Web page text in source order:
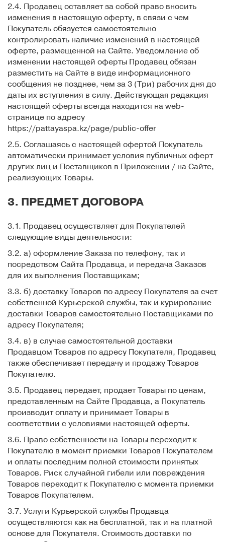
2.4. Продавец оставляет за собой право вносить
изменения в настоящую оферту, в связи с чем
Покупатель обязуется самостоятельно
контролировать наличие изменений в настоящей
оферте, размещенной на Сайте. Уведомление об
изменении настоящей оферты Продавец обязан
разместить на Сайте в виде информационного
сообщения не позднее, чем за 3 (Три) рабочих дня до
даты их вступления в силу. Действующая редакция
настоящей оферты всегда находится на web-
странице по адресу
https://pattayaspa.kz/page/public-offer
2.5. Соглашаясь с настоящей офертой Покупатель
автоматически принимает условия публичных оферт
других лиц и Поставщиков в Приложении / на Сайте,
реализующих Товары.
3. ПРЕДМЕТ ДОГОВОРА
3.1. Продавец осуществляет для Покупателей
следующие виды деятельности:
3.2. а) оформление Заказа по телефону, так и
посредством Сайта Продавца, и передача Заказов
для их выполнения Поставщикам;
3.3. б) доставку Товаров по адресу Покупателя за счет
собственной Курьерской службы, так и курирование
доставки Товаров самостоятельно Поставщиками по
адресу Покупателя;
3.4. в) в случае самостоятельной доставки
Продавцом Товаров по адресу Покупателя, Продавец
также обеспечивает передачу и продажу Товаров
Покупателю.
3.5. Продавец передает, продает Товары по ценам,
представленным на Сайте Продавца, а Покупатель
производит оплату и принимает Товары в
соответствии с условиями настоящей оферты.
3.6. Право собственности на Товары переходит к
Покупателю в момент приемки Товаров Покупателем
и оплаты последним полной стоимости принятых
Товаров. Риск случайной гибели или повреждения
Товаров переходит к Покупателю с момента приемки
Товаров Покупателем.
3.7. Услуги Курьерской службы Продавца
осуществляются как на бесплатной, так и на платной
основе для Покупателя. Стоимость доставки по